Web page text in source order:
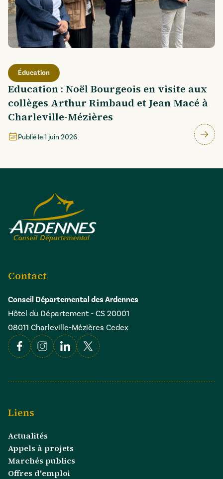
Éducation
Education : Noël Bourgeois en visite aux
collèges Arthur Rimbaud et Jean Macé à
Charleville-Mézières
Publié le1 juin 2026
Contact
Conseil Départemental des Ardennes
Hôtel du Département - CS 20001
08011 Charleville-Mézières Cedex
FacebookInstagramLinkedin
X
Liens
Actualités
Appels à projets
Marchés publics
Offres d'emploi